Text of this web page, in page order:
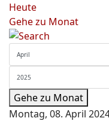
Heute
Gehe zu Monat
Gehe zu Monat
Montag, 08. April